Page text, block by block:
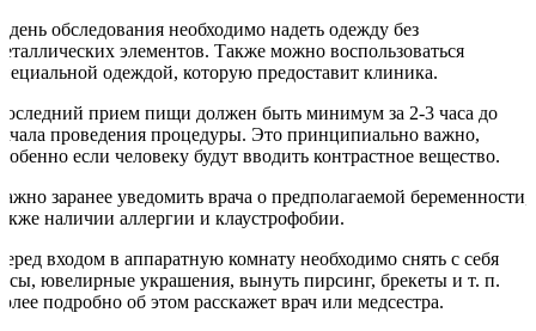
день обследования необходимо надеть одежду без
элементов. Также можно воспользоваться
одеждой, которую предоставит клиника.
прием пищи должен быть минимум за 2-3 часа до
проведения процедуры. Это принципиально важно,
если человеку будут вводить контрастное вещество.
заранее уведомить врача о предполагаемой беременности,
наличии аллергии и клаустрофобии.
входом в аппаратную комнату необходимо снять с себя
ювелирные украшения, вынуть пирсинг, брекеты и т. п.
подробно об этом расскажет врач или медсестра.